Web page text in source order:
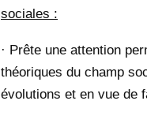
sociales :
· Prête une attention
théoriques du champ
évolutions et en vue de